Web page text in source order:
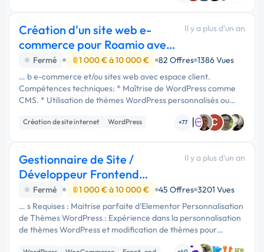
Création d'un site web e-
commerce pour Roamio avec
WordPress
Il y a plus d'un an
Fermé 1 000 € à 10 000 € 82 Offres 1386 Vues
… b e-commerce et/ou sites web avec espace client.
Compétences techniques: * Maîtrise de WordPress comme
CMS. * Utilisation de thèmes WordPress personnalisés ou
premium. * Intégration et configuration des plugins suivants :
WooCommerce, …
Création de site internet
WordPress
+77 C
Gestionnaire de Site /
Développeur Frontend
WordPress
Il y a plus d'un an
Fermé 1 000 € à 10 000 € 45 Offres 3201 Vues
… s Requises : Maitrise parfaite d'Elementor Personnalisation
de Thèmes WordPress : Expérience dans la personnalisation
de thèmes WordPress et modification de thèmes pour